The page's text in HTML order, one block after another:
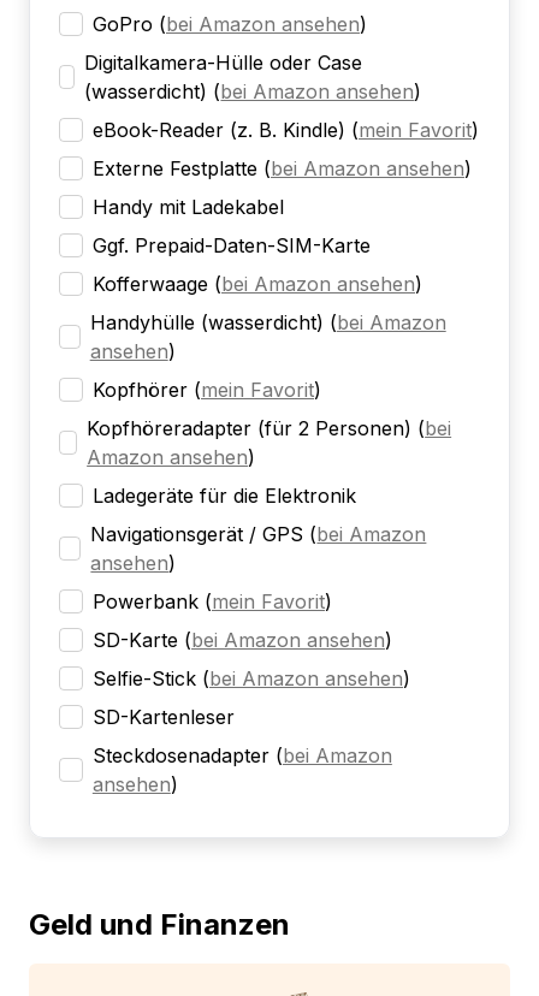
GoPro (bei Amazon ansehen)
Digitalkamera-Hülle oder Case
(wasserdicht) (bei Amazon ansehen)
eBook-Reader (z. B. Kindle) (mein Favorit)
Externe Festplatte (bei Amazon ansehen)
Handy mit Ladekabel
Ggf. Prepaid-Daten-SIM-Karte
Kofferwaage (bei Amazon ansehen)
Handyhülle (wasserdicht) (bei Amazon
ansehen)
Kopfhörer (mein Favorit)
Kopfhöreradapter (für 2 Personen) (bei
Amazon ansehen)
Ladegeräte für die Elektronik
Navigationsgerät / GPS (bei Amazon
ansehen)
Powerbank (mein Favorit)
SD-Karte (bei Amazon ansehen)
Selfie-Stick (bei Amazon ansehen)
SD-Kartenleser
Steckdosenadapter (bei Amazon
ansehen)
Geld und Finanzen